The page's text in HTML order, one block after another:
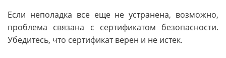
Если неполадка все еще не устранена, возможно,
проблема связана с сертификатом безопасности.
Убедитесь, что сертификат верен и не истек.